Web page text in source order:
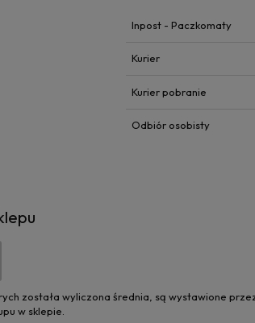
Inpost - Paczkomaty
Kurier
Kurier pobranie
Odbiór osobisty
została wyliczona średnia, są wystawione
w sklepie.